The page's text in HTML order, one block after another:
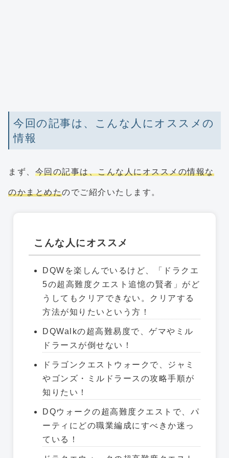
今回の記事は、こんな人にオススメの
情報
まず、 今回の記事は、こんな人にオススメの情報な
のかまとめたのでご紹介いたします。
こんな人にオススメ
DQWを楽しんでいるけど、「ドラクエ
5の超高難度クエスト追憶の賢者」がど
うしてもクリアできない。クリアする
方法が知りたいという方！
DQWalkの超高難易度で、ゲマやミル
ドラースが倒せない！
ドラゴンクエストウォークで、ジャミ
やゴンズ・ミルドラースの攻略手順が
知りたい！
DQウォークの超高難度クエストで、パ
ーティにどの職業編成にすべきか迷っ
ている！